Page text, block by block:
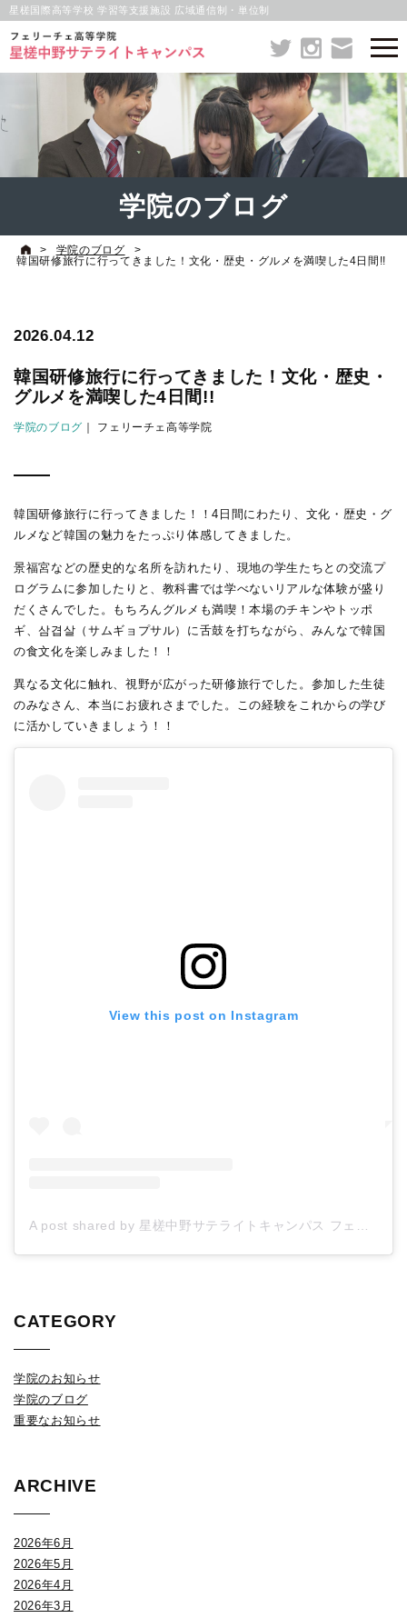
星槎国際高等学校 学習等支援施設 広域通信制・単位制
学院のブログ
> 学院のブログ
>
韓国研修旅行に行ってきました！文化・歴史・グルメを満喫した4日間!!
2026.04.12
韓国研修旅行に行ってきました！文化・歴史・
グルメを満喫した4日間!!
学院のブログ ｜ フェリーチェ高等学院
韓国研修旅行に行ってきました！！4日間にわたり、文化・歴史・グ
ルメなど韓国の魅力をたっぷり体感してきました。
景福宮などの歴史的な名所を訪れたり、現地の学生たちとの交流プ
ログラムに参加したりと、教科書では学べないリアルな体験が盛り
だくさんでした。もちろんグルメも満喫！本場のチキンやトッポ
ギ、삼겹살（サムギョプサル）に舌鼓を打ちながら、みんなで韓国
の食文化を楽しみました！！
異なる文化に触れ、視野が広がった研修旅行でした。参加した生徒
のみなさん、本当にお疲れさまでした。この経験をこれからの学び
に活かしていきましょう！！
View this post on Instagram
CATEGORY
学院のお知らせ
学院のブログ
重要なお知らせ
ARCHIVE
2026年6月
2026年5月
2026年4月
2026年3月